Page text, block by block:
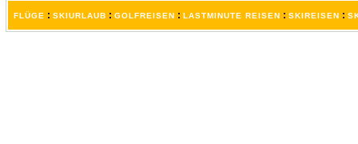
FLÜGE : SKIURLAUB : GOLFREISEN : LASTMINUTE REISEN : SKIREISEN :